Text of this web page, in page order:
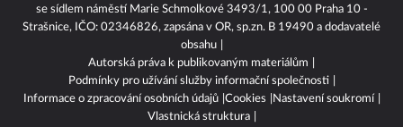
se sídlem náměstí Marie Schmolkové 3493/1, 100 00 Praha 10 -
Strašnice, IČO: 02346826, zapsána v OR, sp.zn. B 19490 a dodavatelé
obsahu
Autorská práva k publikovaným materiálům
Podmínky pro užívání služby informační společnosti
Informace o zpracování osobních údajů Cookies
Nastavení soukromí
Vlastnická struktura